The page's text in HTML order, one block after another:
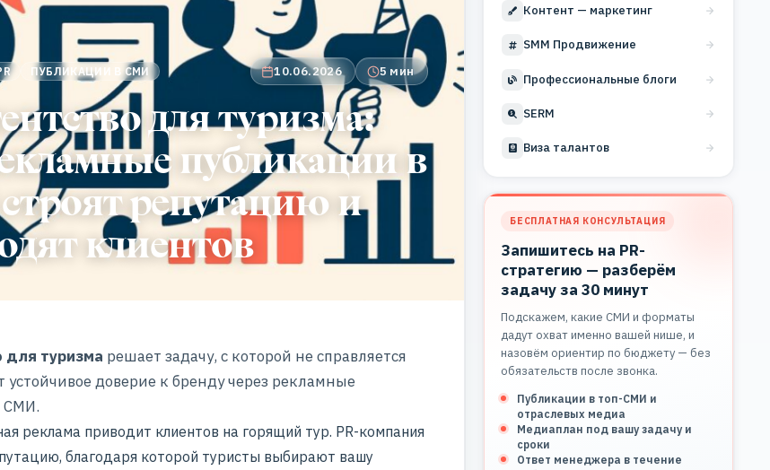
ПУБЛИКАЦИИ В СМИ 10.06.2026 5 мин
для туризма:
публикации в
репутацию и
клиентов
для туризма решает задачу, с которой не справляется
устойчивое доверие к бренду через рекламные
СМИ.
реклама приводит клиентов на горящий тур. PR-компания
благодаря которой туристы выбирают вашу
Контент — маркетинг
SMM Продвижение
Профессиональные блоги
SERM
Виза талантов
БЕСПЛАТНАЯ КОНСУЛЬТАЦИЯ
Запишитесь на PR-
стратегию — разберём
задачу за 30 минут
Подскажем, какие СМИ и форматы
дадут охват именно вашей нише, и
назовём ориентир по бюджету — без
обязательств после звонка.
Публикации в топ-СМИ и
отраслевых медиа
Медиаплан под вашу задачу и
сроки
Ответ менеджера в течение